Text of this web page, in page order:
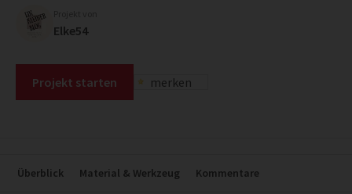
Elke54
Projekt starten merken
Überblick Material & Werkzeug Kommentare